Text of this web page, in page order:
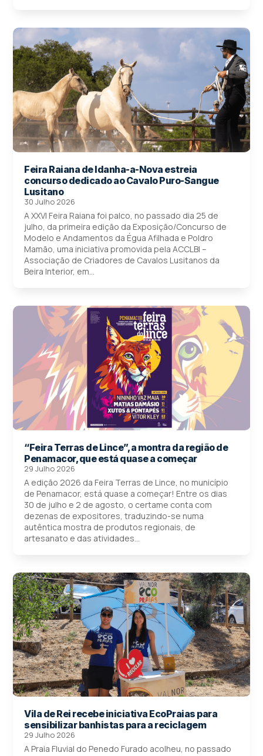
Feira Raiana de Idanha-a-Nova estreia
concurso dedicado ao Cavalo Puro-Sangue
Lusitano
30 Julho 2026
A XXVI Feira Raiana foi palco, no passado dia 25 de
julho, da primeira edição da Exposição/Concurso de
Modelo e Andamentos da Égua Afilhada e Poldro
Mamão, uma iniciativa promovida pela ACCLBI –
Associação de Criadores de Cavalos Lusitanos da
Beira Interior, em...
“Feira Terras de Lince”, a montra da região de
Penamacor, que está quase a começar
29 Julho 2026
A edição 2026 da Feira Terras de Lince, no município
de Penamacor, está quase a começar! Entre os dias
30 de julho e 2 de agosto, o certame conta com
dezenas de expositores, traduzindo-se numa
autêntica mostra de produtos regionais, de
artesanato e das atividades...
Vila de Rei recebe iniciativa EcoPraias para
sensibilizar banhistas para a reciclagem
29 Julho 2026
A Praia Fluvial do Penedo Furado acolheu, no passado